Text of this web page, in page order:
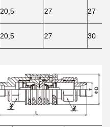
20,5 27 27
20,5 27 30